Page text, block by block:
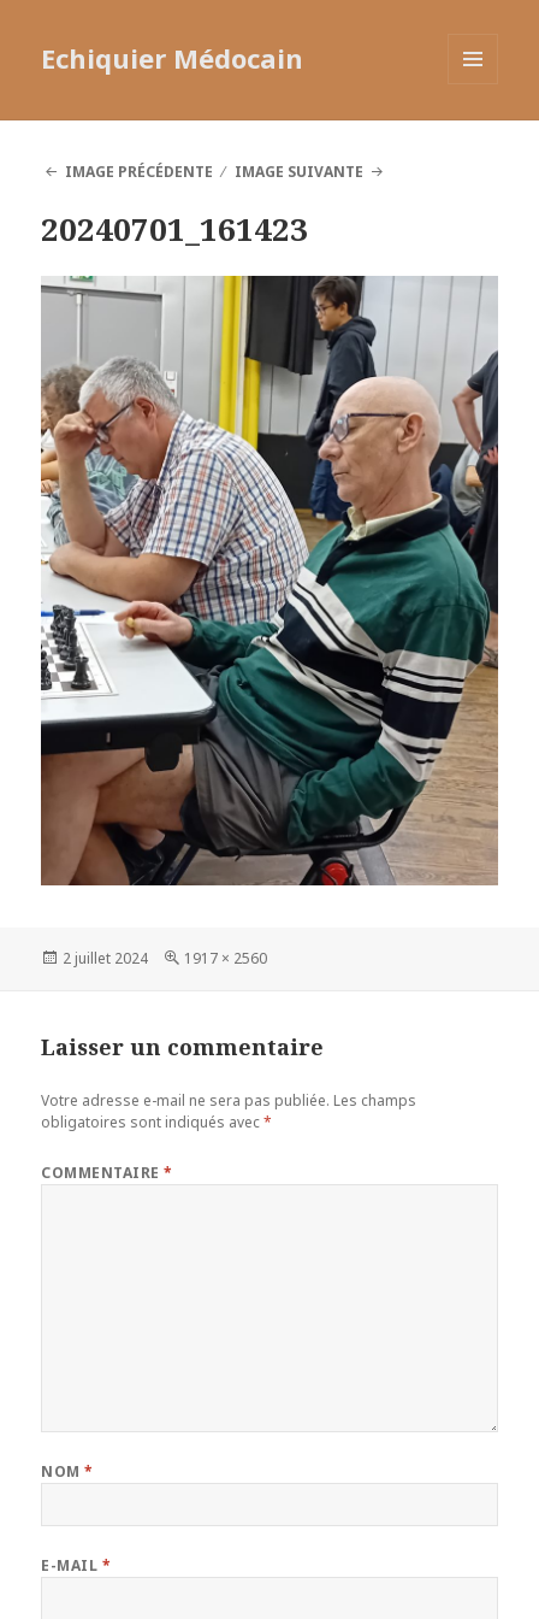
Echiquier Médocain
IMAGE PRÉCÉDENTE
IMAGE SUIVANTE
20240701_161423
Publié
2 juillet 2024
Taille
1917 × 2560
Laisser un commentaire
Votre adresse e-mail ne sera pas publiée. Les champs
obligatoires sont indiqués avec*
COMMENTAIRE*
NOM*
E-MAIL *